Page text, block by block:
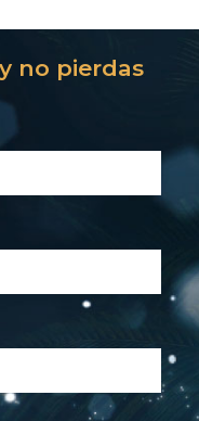
no pierdas